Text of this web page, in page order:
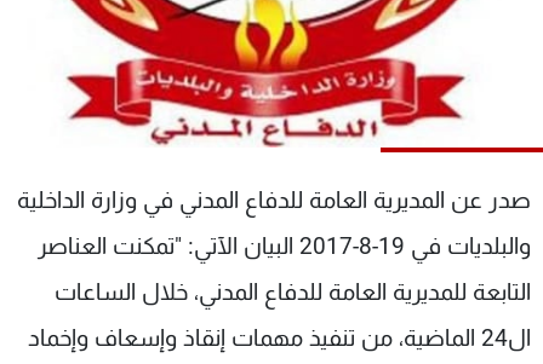
صدر عن المديرية العامة للدفاع المدني في وزارة الداخلية
والبلديات في 19-8-2017 البيان الآتي: "تمكنت العناصر
التابعة للمديرية العامة للدفاع المدني، خلال الساعات
ال24 الماضية، من تنفيذ مهمات إنقاذ وإسعاف وإخماد
جدول البرامج
شاهد البرامج
الترددات
عن MTV
لاعلاناتكم
وظائف
شروط الإسـتخدام